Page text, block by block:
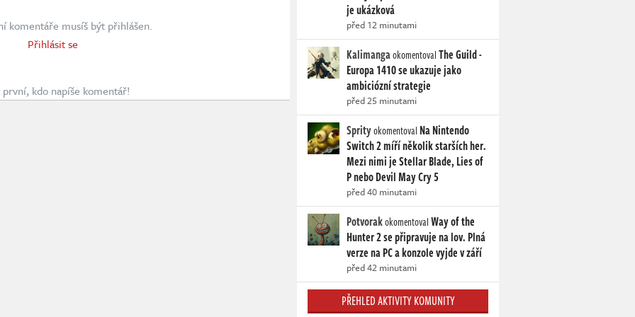
komentáře musíš být přihlášen.
Přihlásit se
kdo napíše komentář!
je ukázková
před 12 minutami
KalimangaokomentovalThe Guild -
Europa 1410 se ukazuje jako
ambiciózní strategie
před 25 minutami
Sprityokomentoval Na Nintendo
Switch 2 míří několik starších her.
Mezi nimi je Stellar Blade, Lies of
P nebo Devil May Cry 5
před 40 minutami
PotvorakokomentovalWay of the
Hunter 2 se připravuje na lov. Plná
verze na PC a konzole vyjde v září
před 42 minutami
PŘEHLED AKTIVITY KOMUNITY